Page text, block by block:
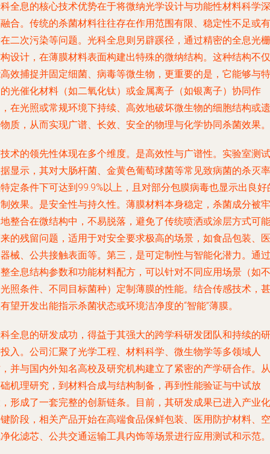
全息的核心技术优势在于将微纳光学设计与功能性材料科学深
合。传统的杀菌材料往往存在作用范围有限、稳定性不足或有
二次污染等问题。光科全息则另辟蹊径，通过精密的全息光栅
设计，在薄膜材料表面构建出特殊的微纳结构。这种结构不仅
效捕捉并固定细菌、病毒等微生物，更重要的是，它能够与特
光催化材料（如二氧化钛）或金属离子（如银离子）协同作
在光照或常规环境下持续、高效地破坏微生物的细胞结构或遗
质，从而实现广谱、长效、安全的物理与化学协同杀菌效果。
术的领先性体现在多个维度。是高效性与广谱性。实验室测试
显示，其对大肠杆菌、金黄色葡萄球菌等常见致病菌的杀灭率
定条件下可达到99.9%以上，且对部分包膜病毒也显示出良好
效果。是安全性与持久性。薄膜材料本身稳定，杀菌成分被牢
整合在微结构中，不易脱落，避免了传统喷洒或涂层方式可能
的残留问题，适用于对安全要求极高的场景，如食品包装、医
械、公共接触表面等。第三，是可定制性与智能化潜力。通过
全息结构参数和功能材料配方，可以针对不同应用场景（如不
照条件、不同目标菌种）定制薄膜的性能。结合传感技术，甚
望开发出能指示杀菌状态或环境洁净度的“智能”薄膜。
全息的研发成功，得益于其强大的跨学科研发团队和持续的研
入。公司汇聚了光学工程、材料科学、微生物学等多领域人
并与国内外知名高校及研究机构建立了紧密的产学研合作。从
机理研究，到材料合成与结构制备，再到性能验证与中试放
形成了一套完整的创新链条。目前，其研发成果已进入产业化
阶段，相关产品开始在高端食品保鲜包装、医用防护材料、空
化滤芯、公共交通运输工具内饰等场景进行应用测试和示范。